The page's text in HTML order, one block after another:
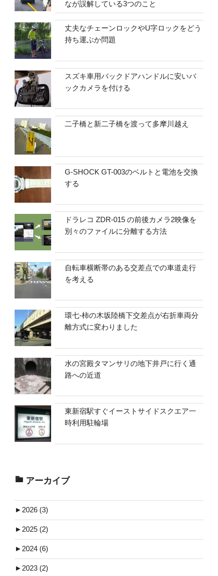
なが誤解している3つのこと
丈夫なチェーンロックやU字ロックをどう
持ち運ぶか問題
スズキ車用バックドアハンドルに安いバ
ックカメラを付ける
二子橋と新二子橋を渡って多摩川越え
G-SHOCK GT-003のベルトと電池を交換
する
ドラレコ ZDR-015 の前後カメラ2映像を
別々のファイルに分離する方法
自転車横断帯のある交差点での車道走行
を考える
環七-柿の木坂陸橋下交差点が右折車両分
離方式に変わりました
水の宮殿タマンサリの地下井戸に行く通
路への近道
東新宿駅すぐイーストサイドスクエア一
時利用駐輪場
アーカイブ
►2026 (3)
►2025 (2)
►2024 (6)
►2023 (2)